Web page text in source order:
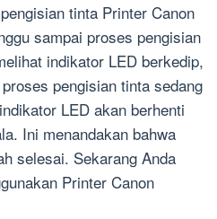
tinta Printer Canon
sampai proses pengisian
indikator LED berkedip,
pengisian tinta sedang
LED akan berhenti
Ini menandakan bahwa
selesai. Sekarang Anda
Printer Canon